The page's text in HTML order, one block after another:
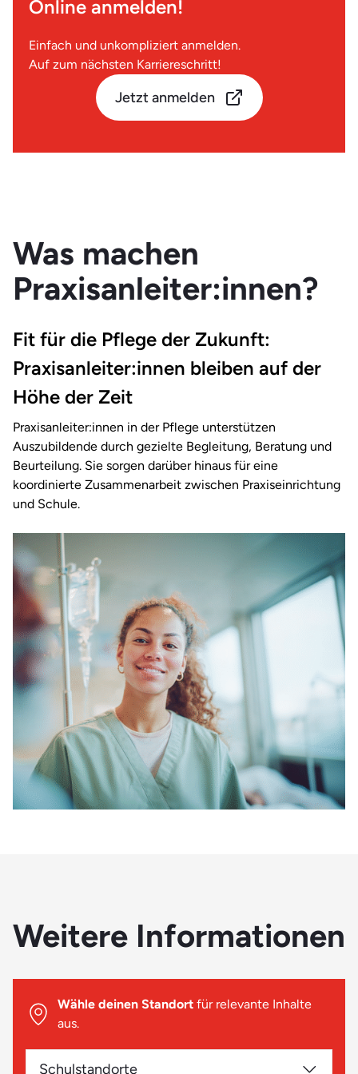
Online anmelden!
Einfach und unkompliziert anmelden.
Auf zum nächsten Karriereschritt!
Jetzt anmelden
Was machen
Praxisanleiter:innen?
Fit für die Pflege der Zukunft:
Praxisanleiter:innen bleiben auf der
Höhe der Zeit
Praxisanleiter:innen in der Pflege unterstützen
Auszubildende durch gezielte Begleitung, Beratung und
Beurteilung. Sie sorgen darüber hinaus für eine
koordinierte Zusammenarbeit zwischen Praxiseinrichtung
und Schule.
Weitere Informationen
Wähle deinen Standort für relevante Inhalte
aus.
Schulstandorte